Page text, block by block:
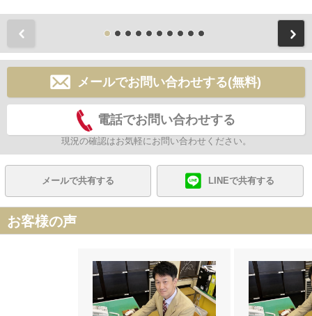
メールでお問い合わせする(無料)
電話でお問い合わせする
現況の確認はお気軽にお問い合わせください。
メールで共有する LINEで共有する
お客様の声